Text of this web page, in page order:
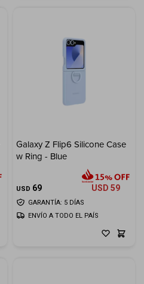
Galaxy Z Flip6 Silicone Case
w Ring - Blue
USD 69 USD 59
GARANTÍA: 5 DÍAS
ENVÍO A TODO EL PAÍS